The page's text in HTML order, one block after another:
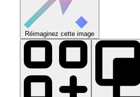
Réimaginez cette image